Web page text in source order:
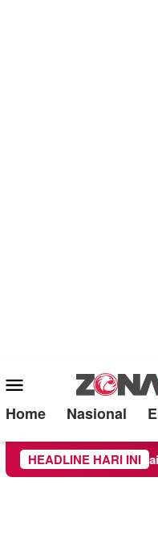
Mobile
Menu
Home Nasional
HEADLINE HARI INI
Sebagai Saksi Kasus